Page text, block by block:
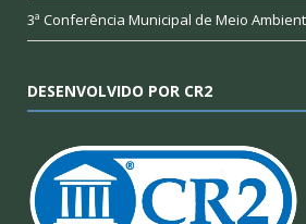
3ª Conferência Municipal de Meio
DESENVOLVIDO POR CR2